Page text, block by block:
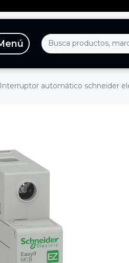
Interruptor automático schneider